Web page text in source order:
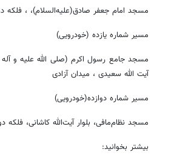
مسجد امام جعفر صادق(علیه‌السلام)، ، فلکه
مسیر شماره یازده (خودرویی)
مسجد جامع رسول اکرم (صلی الله علیه و آله و
آیت الله سعیدی ، میدان آزادی
مسیر شماره دوازده(خودرویی)
مسجد نظام‌مافی، بلوار آیت‌الله کاشانی،
بیشتر بخوانید: